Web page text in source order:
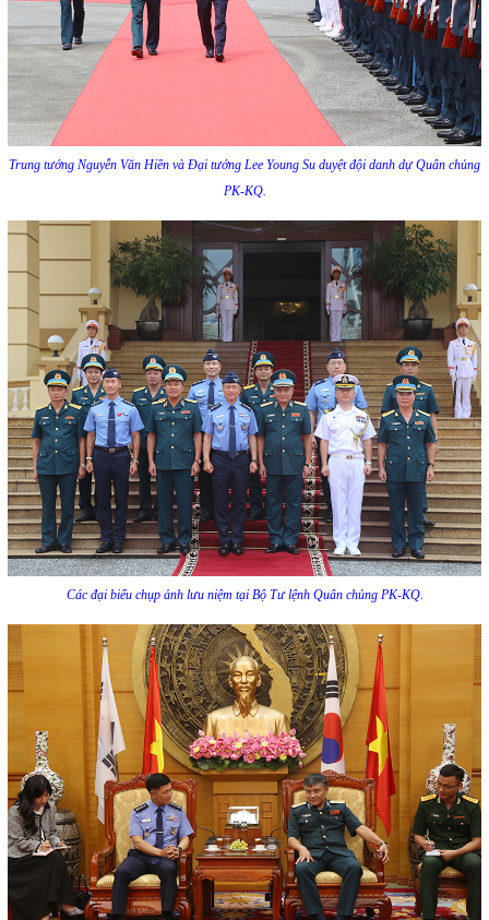
Trung tướng Nguyễn Văn Hiền và Đại tướng Lee Young Su duyệt đội danh dự Quân chủng
PK-KQ.
Các đại biểu chụp ảnh lưu niệm tại Bộ Tư lệnh Quân chủng PK-KQ.